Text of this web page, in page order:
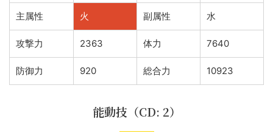
主属性 火 副属性 水
攻撃力 2363 体力 7640
防御力 920 総合力 10923
能動技（CD: 2）